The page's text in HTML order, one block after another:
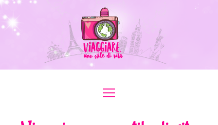
ABOUT ME
apri
menu